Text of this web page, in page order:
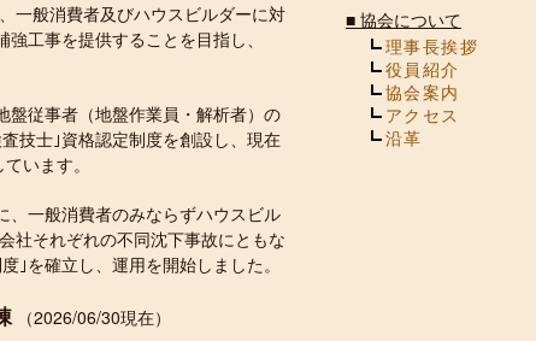
一般消費者及びハウスビルダーに対
工事を提供することを目指し、
盤従事者（地盤作業員・解析者）の
技士｣資格認定制度を創設し、現在
います。
、一般消費者のみならずハウスビル
社それぞれの不同沈下事故にともな
｣を確立し、運用を開始しました。
（2026/06/30現在）
■ 協会について
理事長挨拶
役員紹介
協会案内
アクセス
沿革